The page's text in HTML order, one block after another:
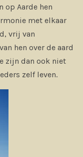
op Aarde hen
met elkaar
vrij van
hen over de aard
zijn dan ook niet
zelf leven.